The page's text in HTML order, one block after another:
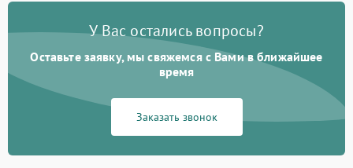
У Вас остались вопросы?
Оставьте заявку, мы свяжемся с Вами в ближайшее
время
Заказать звонок